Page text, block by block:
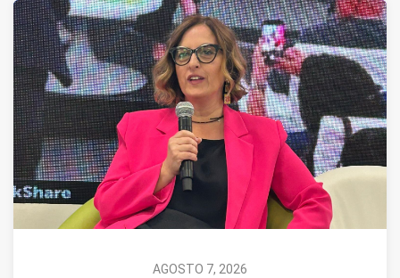
AGOSTO 7, 2026